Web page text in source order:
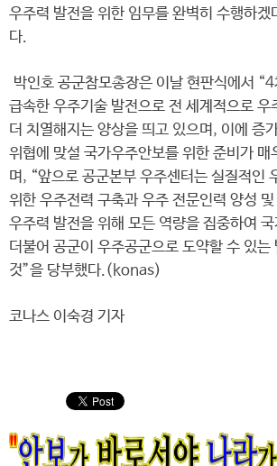
우주력 발전을 위한 임무를 완벽히 수행하겠
다.
박인호 공군참모총장은 이날 현판식에서
급속한 우주기술 발전으로 전 세계적으로 우
더 치열해지는 양상을 띄고 있으며, 이에 증
위협에 맞설 국가우주안보를 위한 준비가 매
며, “앞으로 공군본부 우주센터는 실질적인
위한 우주전력 구축과 우주 전문인력 양성
우주력 발전을 위해 모든 역량을 집중하여
더불어 공군이 우주공군으로 도약할 수 있는
것”을 당부했다.(konas)
코나스 이숙경 기자